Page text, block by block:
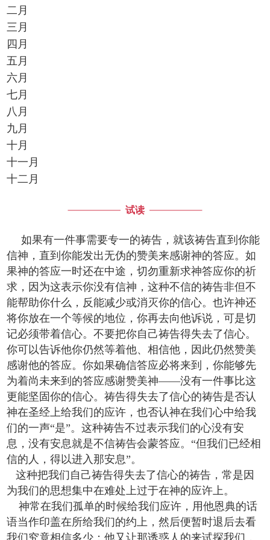
二月
三月
四月
五月
六月
七月
八月
九月
十月
十一月
十二月
试读
如果有一件事需要专一的祷告，就该祷告直到你能
信神，直到你能发出无伪的赞美来感谢神的答应。如
果神的答应一时还在中途，切勿重新求神答应你的祈
求，因为这表示你没有信神，这种不信的祷告非但不
能帮助你什么，反能减少或消灭你的信心。也许神还
将你放在一个等候的地位，你再去向他诉说，可是切
记必须带着信心。不要把你自己祷告得失去了信心。
你可以告诉他你仍然等着他、相信他，因此仍然赞美
感谢他的答应。你如果确信答应必将来到，你能够先
为着尚未来到的答应感谢赞美神——没有一件事比这
更能坚固你的信心。祷告得失去了信心的祷告是否认
神在圣经上给我们的应许，也否认神在我们心中给我
们的一声“是”。这种祷告不过表示我们的心没有安
息，没有安息就是不信祷告会蒙答应。“但我们已经相
信的人，得以进入那安息”。
这种把我们自己祷告得失去了信心的祷告，常是因
为我们的思想集中在难处上过于在神的应许上。
神常在我们孤单的时候给我们应许，用他恩典的话
语当作印盖在所给我们的约上，然后便暂时退后去看
我们究竟相信多少；他又让那诱惑人的来试探我们，